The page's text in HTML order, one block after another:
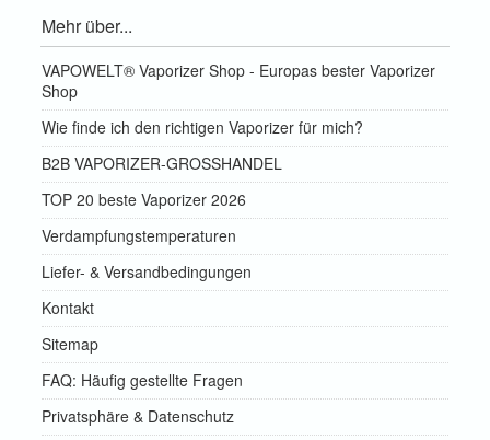
Mehr über...
VAPOWELT® Vaporizer Shop - Europas bester Vaporizer
Shop
Wie finde ich den richtigen Vaporizer für mich?
B2B VAPORIZER-GROSSHANDEL
TOP 20 beste Vaporizer 2026
Verdampfungstemperaturen
Liefer- & Versandbedingungen
Kontakt
Sitemap
FAQ: Häufig gestellte Fragen
Privatsphäre & Datenschutz